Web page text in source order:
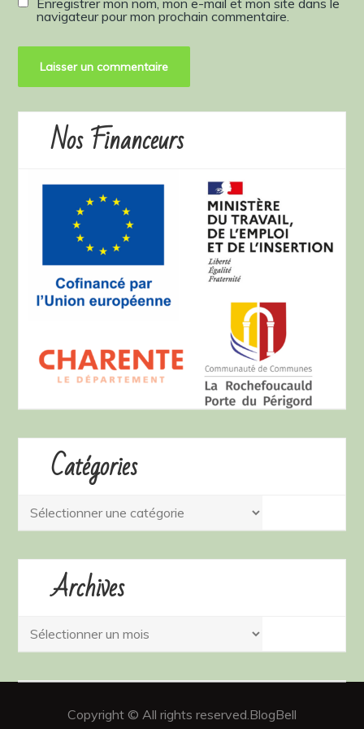
Enregistrer mon nom, mon e-mail et mon site dans le
navigateur pour mon prochain commentaire.
Nos Financeurs
Catégories
Catégories
Archives
Archives
Copyright © All rights reserved.BlogBell